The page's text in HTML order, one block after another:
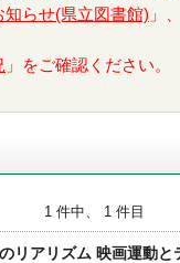
知らせ(県立図書館) 」
」をご確認ください。
1 件中、 1 件目
リアリズム 映画運動と